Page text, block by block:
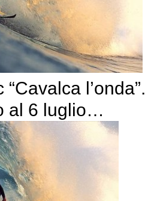
l’onda”.
al 6 luglio…